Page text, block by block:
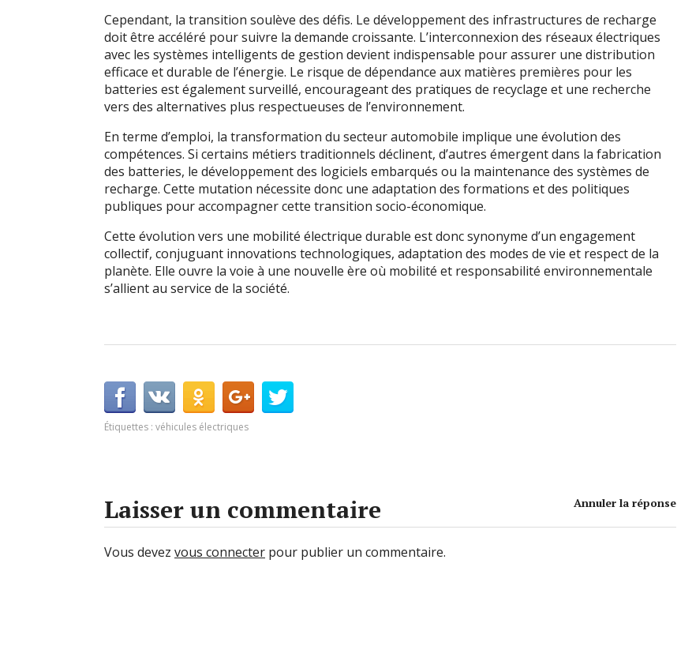
Cependant, la transition soulève des défis. Le développement des infrastructures de recharge
doit être accéléré pour suivre la demande croissante. L’interconnexion des réseaux électriques
avec les systèmes intelligents de gestion devient indispensable pour assurer une distribution
efficace et durable de l’énergie. Le risque de dépendance aux matières premières pour les
batteries est également surveillé, encourageant des pratiques de recyclage et une recherche
vers des alternatives plus respectueuses de l’environnement.
En terme d’emploi, la transformation du secteur automobile implique une évolution des
compétences. Si certains métiers traditionnels déclinent, d’autres émergent dans la fabrication
des batteries, le développement des logiciels embarqués ou la maintenance des systèmes de
recharge. Cette mutation nécessite donc une adaptation des formations et des politiques
publiques pour accompagner cette transition socio-économique.
Cette évolution vers une mobilité électrique durable est donc synonyme d’un engagement
collectif, conjuguant innovations technologiques, adaptation des modes de vie et respect de la
planète. Elle ouvre la voie à une nouvelle ère où mobilité et responsabilité environnementale
s’allient au service de la société.
Étiquettes : véhicules électriques
Laisser un commentaire Annuler la réponse
Vous devez vous connecter pour publier un commentaire.